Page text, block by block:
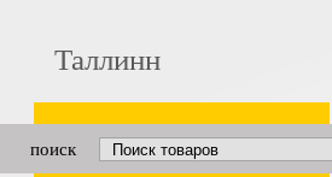
Таллинн
поиск